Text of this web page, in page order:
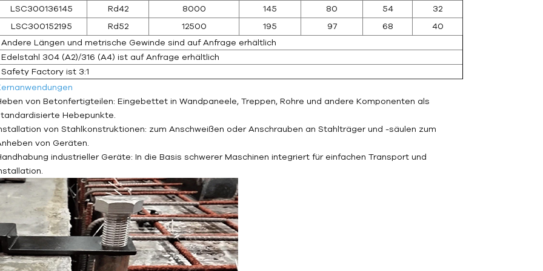
LSC300136145 Rd42 8000 145 80 54
32
LSC300152195
Rd52 12500 195 97 68
40
Andere Längen und metrische Gewinde sind auf Anfrage erhältlich
Edelstahl 304 (A2)/316 (A4) ist auf Anfrage erhältlich
Safety Factory ist 3:1
von Betonfertigteilen: Eingebettet in Wandpaneele, Treppen, Rohre und andere Komponenten als
Hebepunkte.
von Stahlkonstruktionen: zum Anschweißen oder Anschrauben an Stahlträger und -säulen zum
von Geräten.
industrieller Geräte: In die Basis schwerer Maschinen integriert für einfachen Transport und